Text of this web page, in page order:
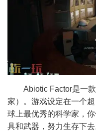
Abiotic Factor是一
家）。游戏设定在一个
球上最优秀的科学家，
具和武器，努力生存下